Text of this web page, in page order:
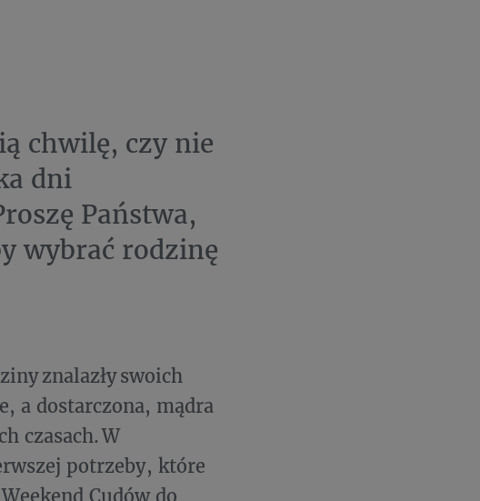
chwilę, czy nie
dni
Państwa,
wybrać rodzinę
znalazły swoich
a dostarczona, mądra
czasach. W
potrzeby, które
Cudów do